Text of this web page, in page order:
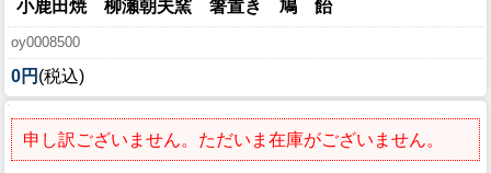
小鹿田焼 柳瀬朝夫窯 箸置き 鳩 飴
oy0008500
0円 (税込)
申し訳ございません。ただいま在庫がございません。